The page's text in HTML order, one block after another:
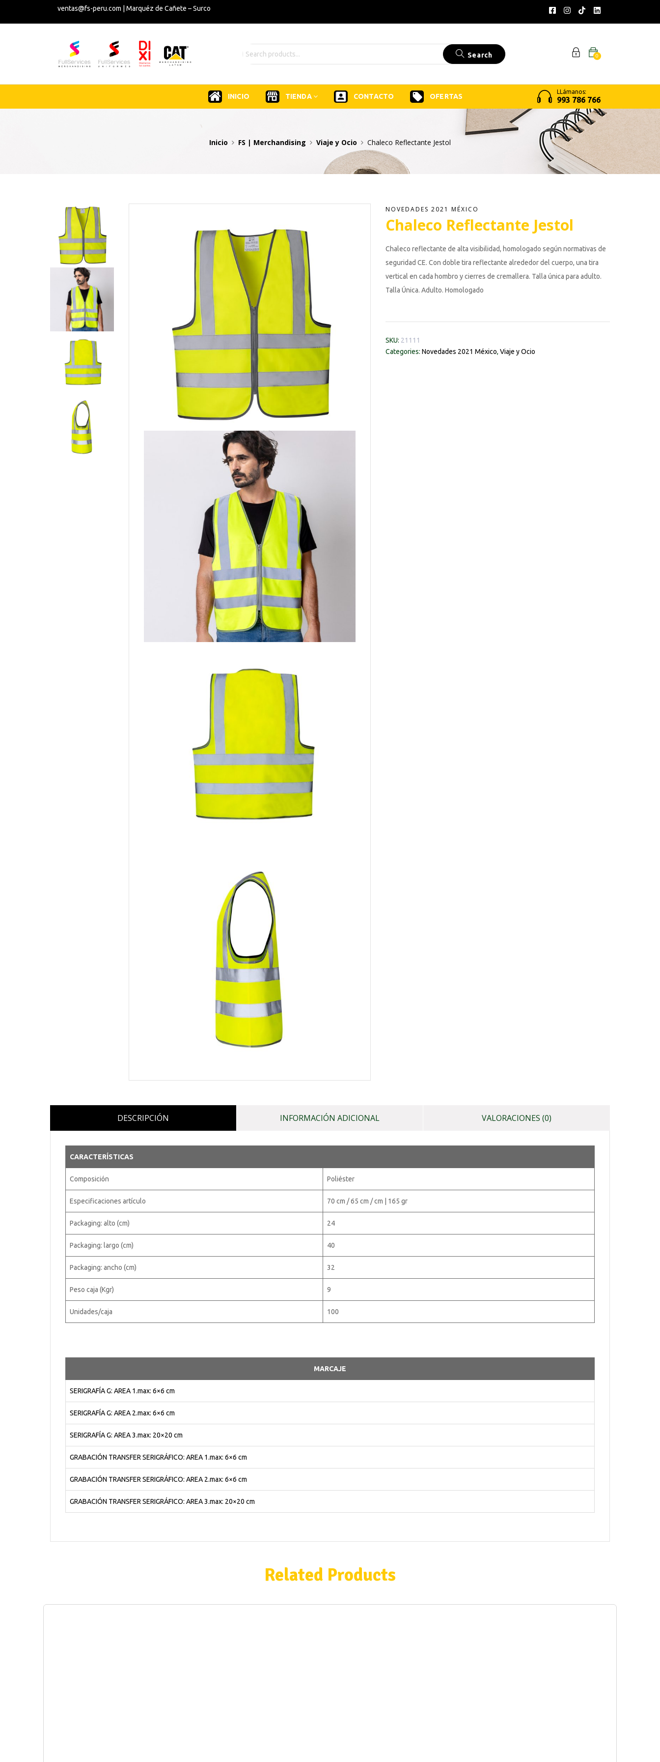
ventas@fs-peru.com | Marquéz de Cañete – Surco
Search 0
INICIO TIENDA CONTACTO OFERTAS
LLámanos:
993 786 766
Inicio FS | Merchandising Viaje y Ocio Chaleco Reflectante Jestol
NOVEDADES 2021 MÉXICO
Chaleco Reflectante Jestol
Chaleco reflectante de alta visibilidad, homologado según normativas de
seguridad CE. Con doble tira reflectante alrededor del cuerpo, una tira
vertical en cada hombro y cierres de cremallera. Talla única para adulto.
Talla Única. Adulto. Homologado
SKU: 21111
Categories: Novedades 2021 México, Viaje y Ocio
DESCRIPCIÓN INFORMACIÓN ADICIONAL VALORACIONES (0)
CARACTERÍSTICAS
Composición Poliéster
Especificaciones artículo 70 cm / 65 cm / cm | 165 gr
Packaging: alto (cm) 24
Packaging: largo (cm) 40
Packaging: ancho (cm) 32
Peso caja (Kgr) 9
Unidades/caja 100
MARCAJE
SERIGRAFÍA G: AREA 1.max: 6×6 cm
SERIGRAFÍA G: AREA 2.max: 6×6 cm
SERIGRAFÍA G: AREA 3.max: 20×20 cm
GRABACIÓN TRANSFER SERIGRÁFICO: AREA 1.max: 6×6 cm
GRABACIÓN TRANSFER SERIGRÁFICO: AREA 2.max: 6×6 cm
GRABACIÓN TRANSFER SERIGRÁFICO: AREA 3.max: 20×20 cm
Related Products